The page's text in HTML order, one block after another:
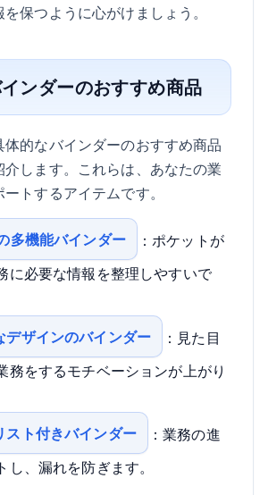
保つように心がけましょう。
ンダーのおすすめ商品
体的なバインダーのおすすめ商品
介します。これらは、あなたの業
トするアイテムです。
多機能バインダー
：ポケットが
に必要な情報を整理しやすいで
デザインのバインダー
：見た目
務をするモチベーションが上がり
スト付きバインダー
：業務の進
し、漏れを防ぎます。